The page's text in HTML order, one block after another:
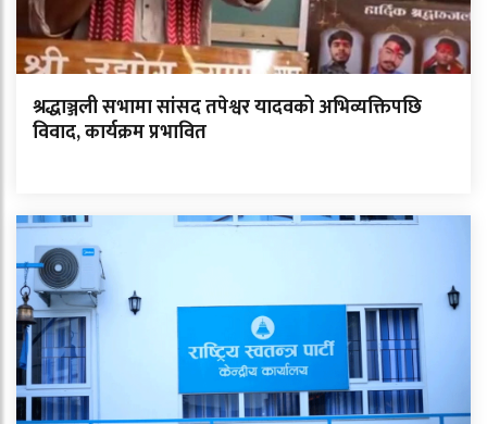
श्रद्धाञ्जली सभामा सांसद तपेश्वर यादवको अभिव्यक्तिपछि
विवाद, कार्यक्रम प्रभावित